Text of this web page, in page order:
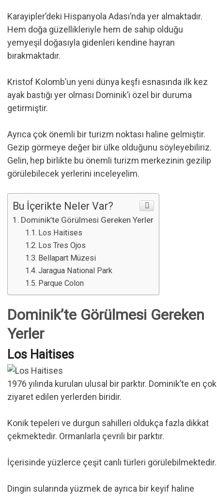
Karayipler’deki Hispanyola Adası’nda yer almaktadır.
Hem doğa güzellikleriyle hem de sahip olduğu
yemyeşil doğasıyla gidenleri kendine hayran
bırakmaktadır.
Kristof Kolomb’un yeni dünya keşfi esnasında ilk kez
ayak bastığı yer olması Dominik’i özel bir duruma
getirmiştir.
Ayrıca çok önemli bir turizm noktası haline gelmiştir.
Gezip görmeye değer bir ülke olduğunu söyleyebiliriz.
Gelin, hep birlikte bu önemli turizm merkezinin gezilip
görülebilecek yerlerini inceleyelim.
Bu İçerikte Neler Var?
Dominik’te Görülmesi Gereken Yerler
Los Haitises
Los Tres Ojos
Bellapart Müzesi
Jaragua National Park
Parque Colon
Dominik’te Görülmesi Gereken
Yerler
Los Haitises
1976 yılında kurulan ulusal bir parktır. Dominik’te en çok
ziyaret edilen yerlerden biridir.
Konik tepeleri ve durgun sahilleri oldukça fazla dikkat
çekmektedir. Ormanlarla çevrili bir parktır.
İçerisinde yüzlerce çeşit canlı türleri görülebilmektedir.
Dingin sularında yüzmek de ayrıca bir keyif haline